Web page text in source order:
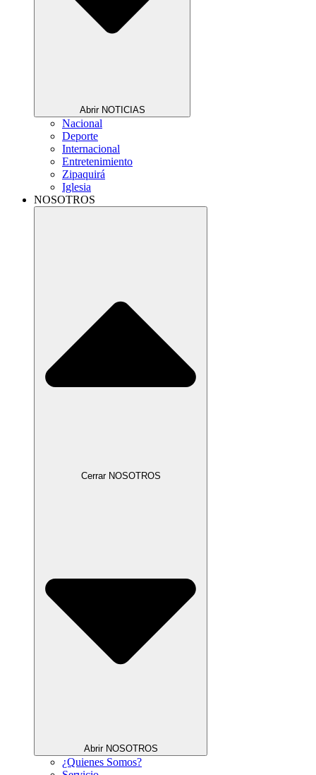
Abrir NOTICIAS
Nacional
Deporte
Internacional
Entretenimiento
Zipaquirá
Iglesia
NOSOTROS
Cerrar NOSOTROS
Abrir NOSOTROS
¿Quienes Somos?